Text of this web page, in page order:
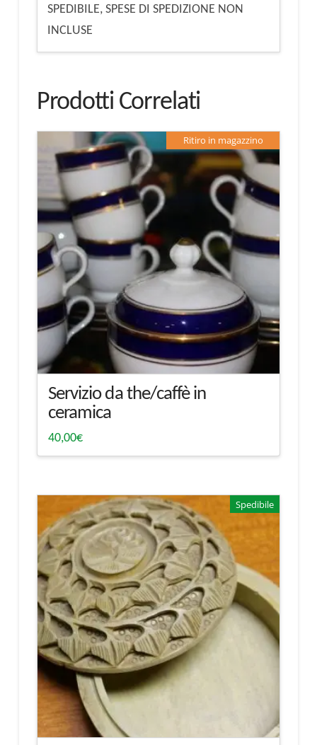
SPEDIBILE, SPESE DI SPEDIZIONE NON
INCLUSE
Prodotti Correlati
Ritiro in magazzino
Servizio da the/caffè in
ceramica
40,00€
Spedibile